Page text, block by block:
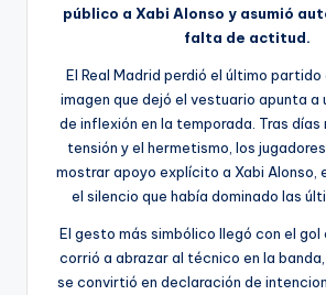
público a Xabi Alonso y asumió
falta de actitud.
El Real Madrid perdió el último partido
imagen que dejó el vestuario apunta a
de inflexión en la temporada. Tras días
tensión y el hermetismo, los
mostrar apoyo explícito a Xabi Alonso,
el silencio que había dominado las
El gesto más simbólico llegó con el gol
corrió a abrazar al técnico en la banda,
se convirtió en declaración de